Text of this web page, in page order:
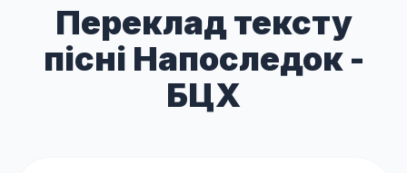
Переклад тексту
пісні Напоследок -
БЦХ